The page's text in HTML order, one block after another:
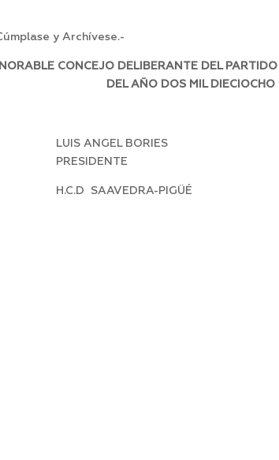
y Archívese.-
CONCEJO DELIBERANTE DEL
DEL AÑO DOS MIL DIECIOCHO
LUIS ANGEL BORIES
PRESIDENTE
H.C.D SAAVEDRA-PIGÜÉ